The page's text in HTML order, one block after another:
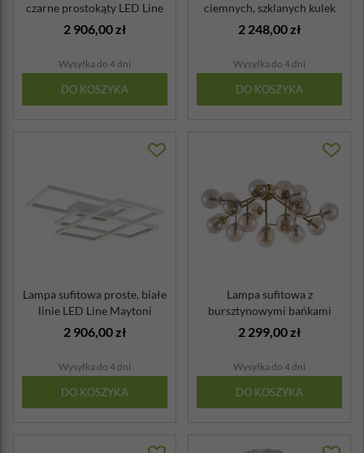
czarne prostokąty LED Line
Maytoni
2 906,00 zł
Wysyłka do 4 dni
DO KOSZYKA
ciemnych, szklanych kulek
Dallas Mayt...
2 248,00 zł
Wysyłka do 4 dni
DO KOSZYKA
Lampa sufitowa proste, białe
linie LED Line Maytoni
2 906,00 zł
Wysyłka do 4 dni
DO KOSZYKA
Lampa sufitowa z
bursztynowymi bańkami
Dallas Maytoni Modern
2 299,00 zł
Wysyłka do 4 dni
DO KOSZYKA